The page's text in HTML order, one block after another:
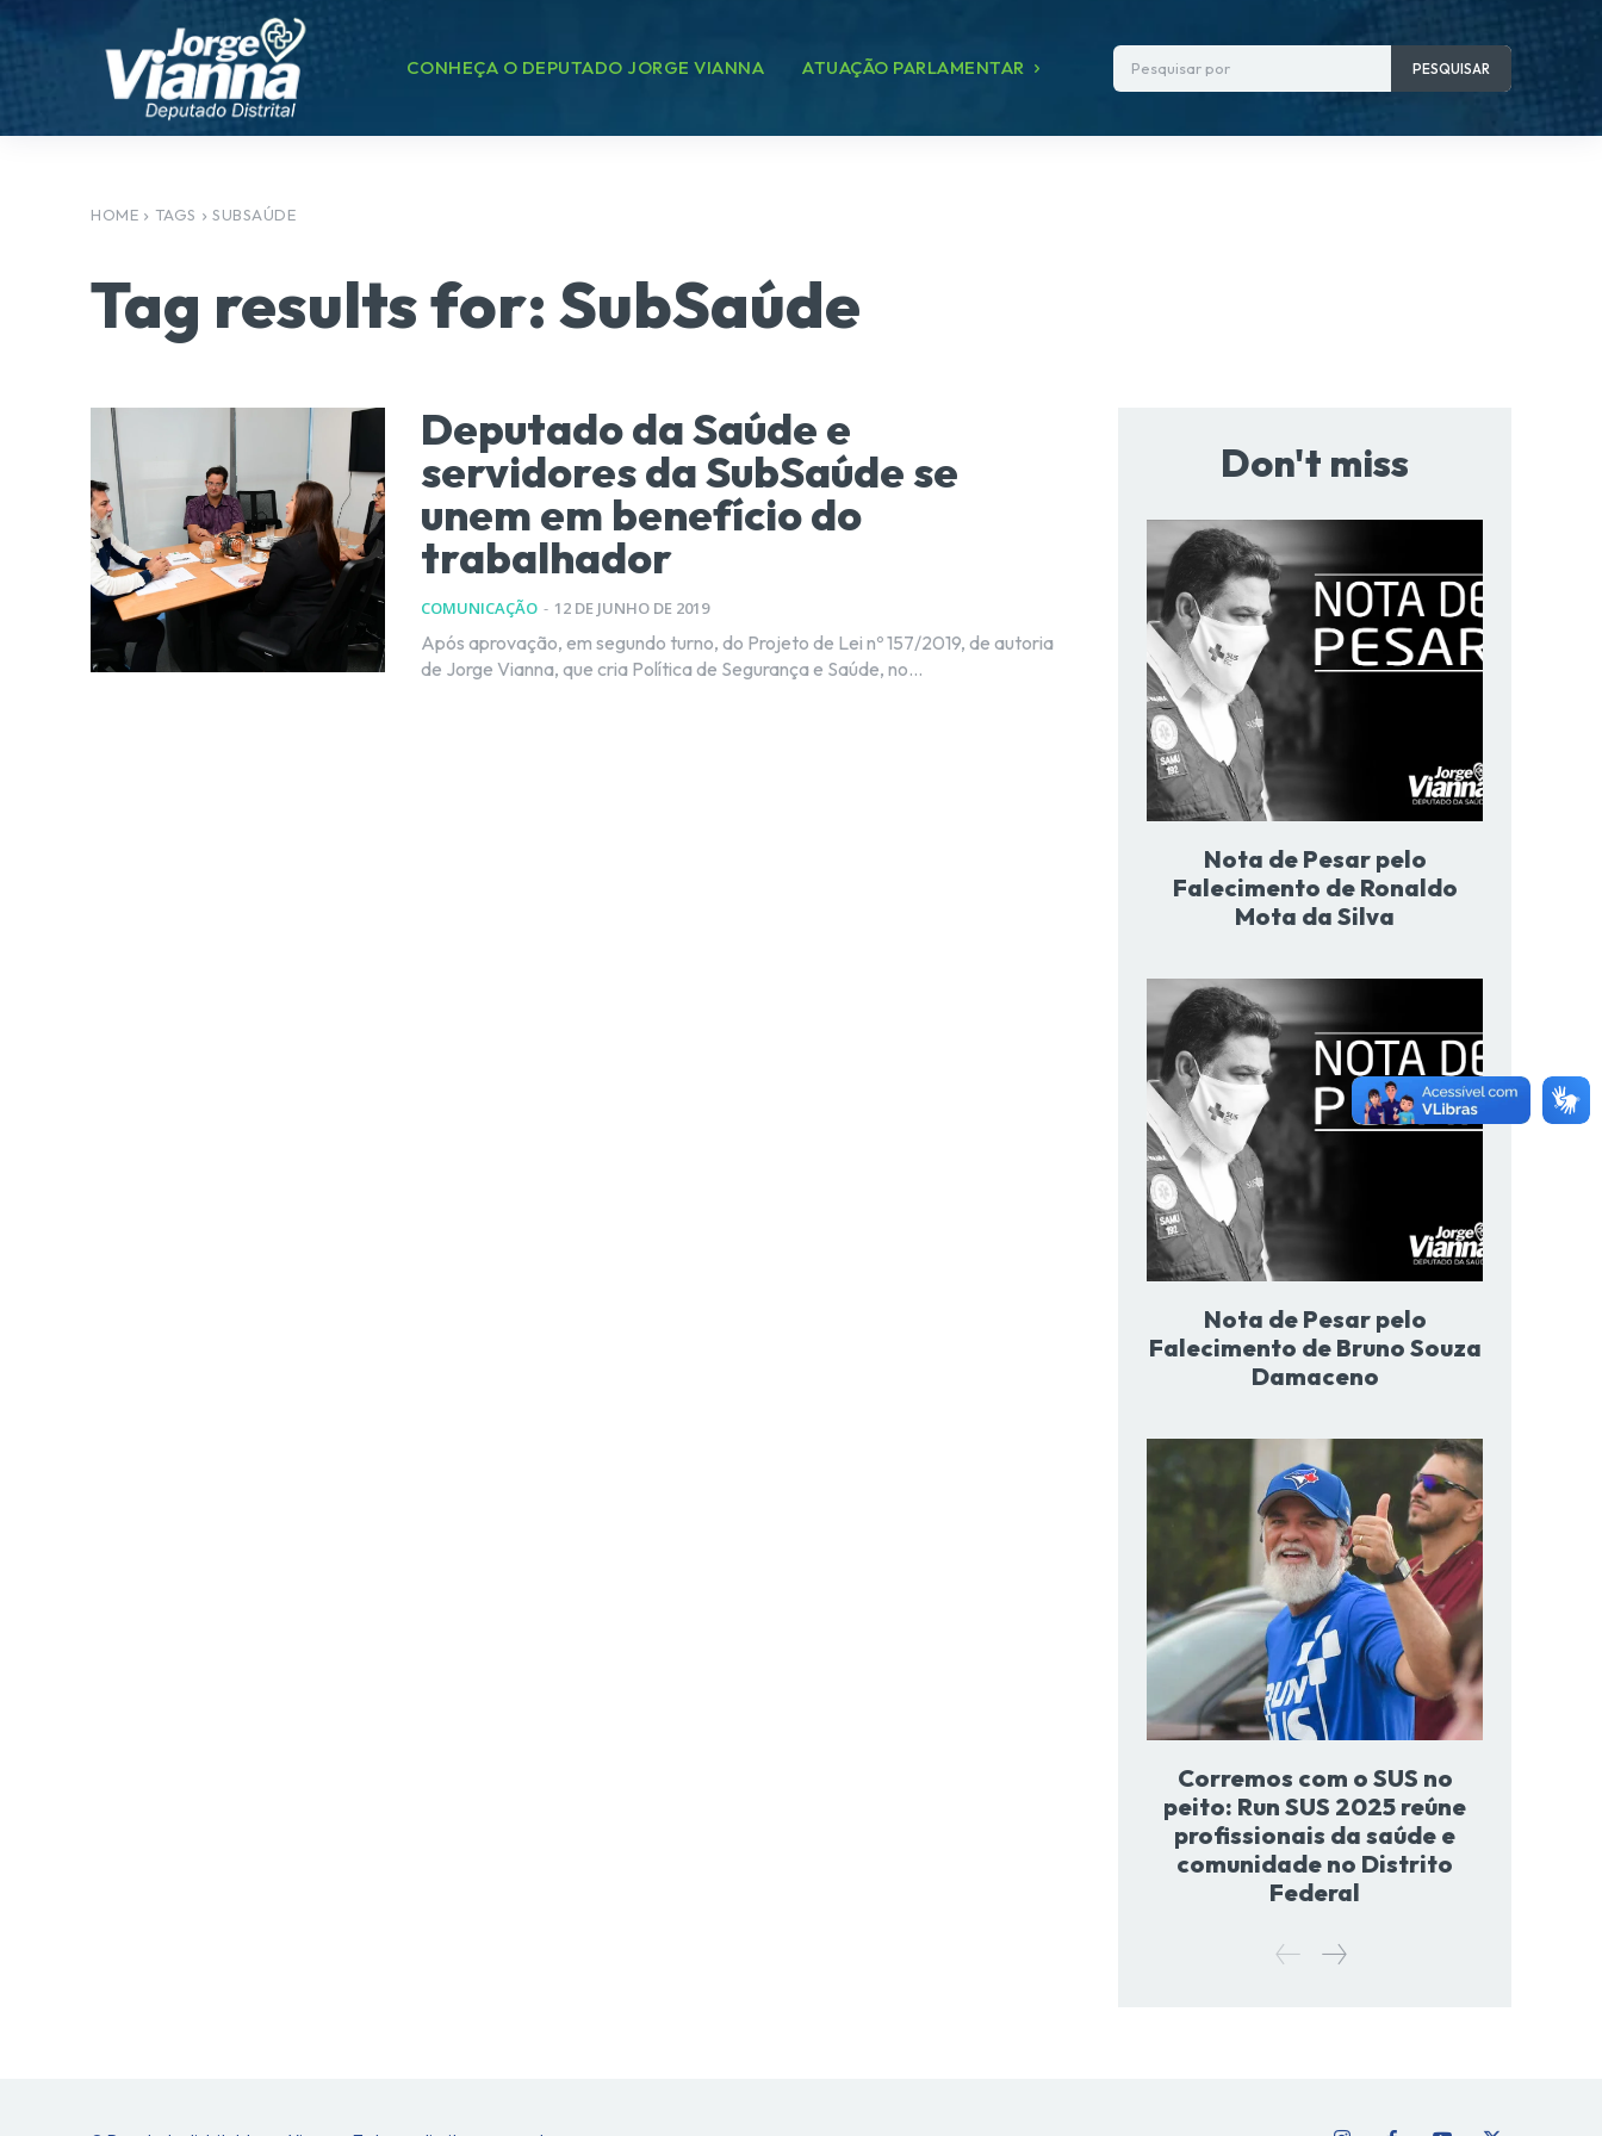
CONHEÇA O DEPUTADO JORGE VIANNA ATUAÇÃO PARLAMENTAR Pesquisar por PESQUISAR
HOME TAGS SUBSAÚDE
Tag results for:SubSaúde
Deputado da Saúde e
servidores da SubSaúde se
unem em benefício do
trabalhador
COMUNICAÇÃO - 12 DE JUNHO DE 2019
Após aprovação, em segundo turno, do Projeto de Lei nº 157/2019, de autoria
de Jorge Vianna, que cria Política de Segurança e Saúde, no...
Don't miss
Nota de Pesar pelo
Falecimento de Ronaldo
Mota da Silva
Nota de Pesar pelo
Falecimento de Bruno Souza
Damaceno
Corremos com o SUS no
peito: Run SUS 2025 reúne
profissionais da saúde e
comunidade no Distrito
Federal